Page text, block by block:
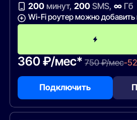
200минут, 200SMS, ∞Гб
Wi-Fi роутер можно добавить
360 ₽/мес* 750 ₽/мес-
Подключить